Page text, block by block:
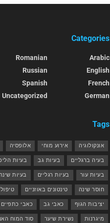
Categories
Arabic
English
French
German
Romanian
Russian
Spanish
Uncategorized
Tags
אונקולוגיה אירוע מוחי אלופסיה
בעיה ברגליים בעיות גב בעיות
בעיות עור בעיות רגליים בעיות
חוסר שינה טינטונים באוזניים
יציבות הגוף כאבי גב כאבי כתפיים
מיגרנות נשירת שיער סוד המוח